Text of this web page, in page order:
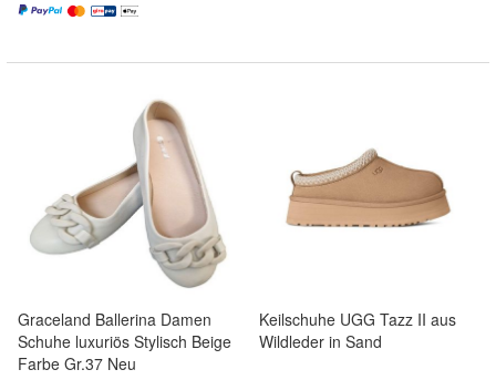
Graceland Ballerina Damen
Schuhe luxuriös Stylisch Beige
Farbe Gr.37 Neu
Keilschuhe UGG Tazz II aus
Wildleder in Sand